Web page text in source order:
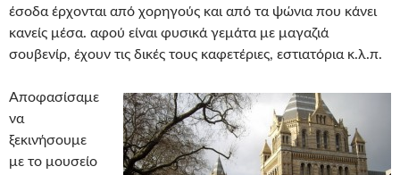
έσοδα έρχονται από χορηγούς και από τα ψώνια που κάνει
κανείς μέσα. αφού είναι φυσικά γεμάτα με μαγαζιά
σουβενίρ, έχουν τις δικές τους καφετέριες, εστιατόρια κ.λ.π.
Αποφασίσαμε
να
ξεκινήσουμε
με το μουσείο